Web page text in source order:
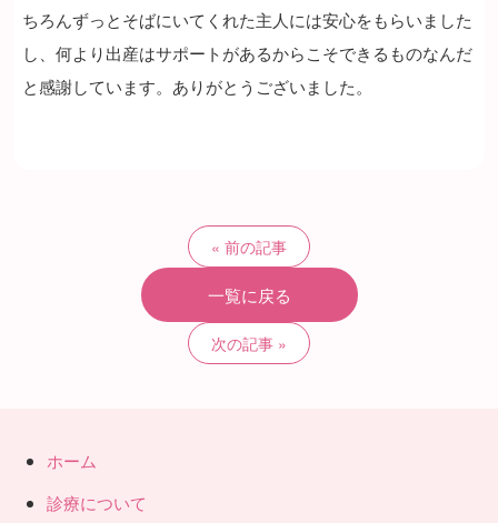
ちろんずっとそばにいてくれた主人には安心をもらいました
し、何より出産はサポートがあるからこそできるものなんだ
と感謝しています。ありがとうございました。
前の記事
一覧に戻る
次の記事
ホーム
診療について